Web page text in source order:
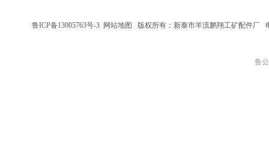
鲁ICP备13005763号-3 网站地图 版权所有：新泰市羊流鹏翔工矿配件厂
鲁